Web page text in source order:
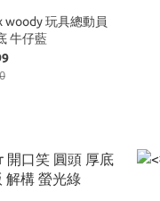
woody 玩具總動員
牛仔藍